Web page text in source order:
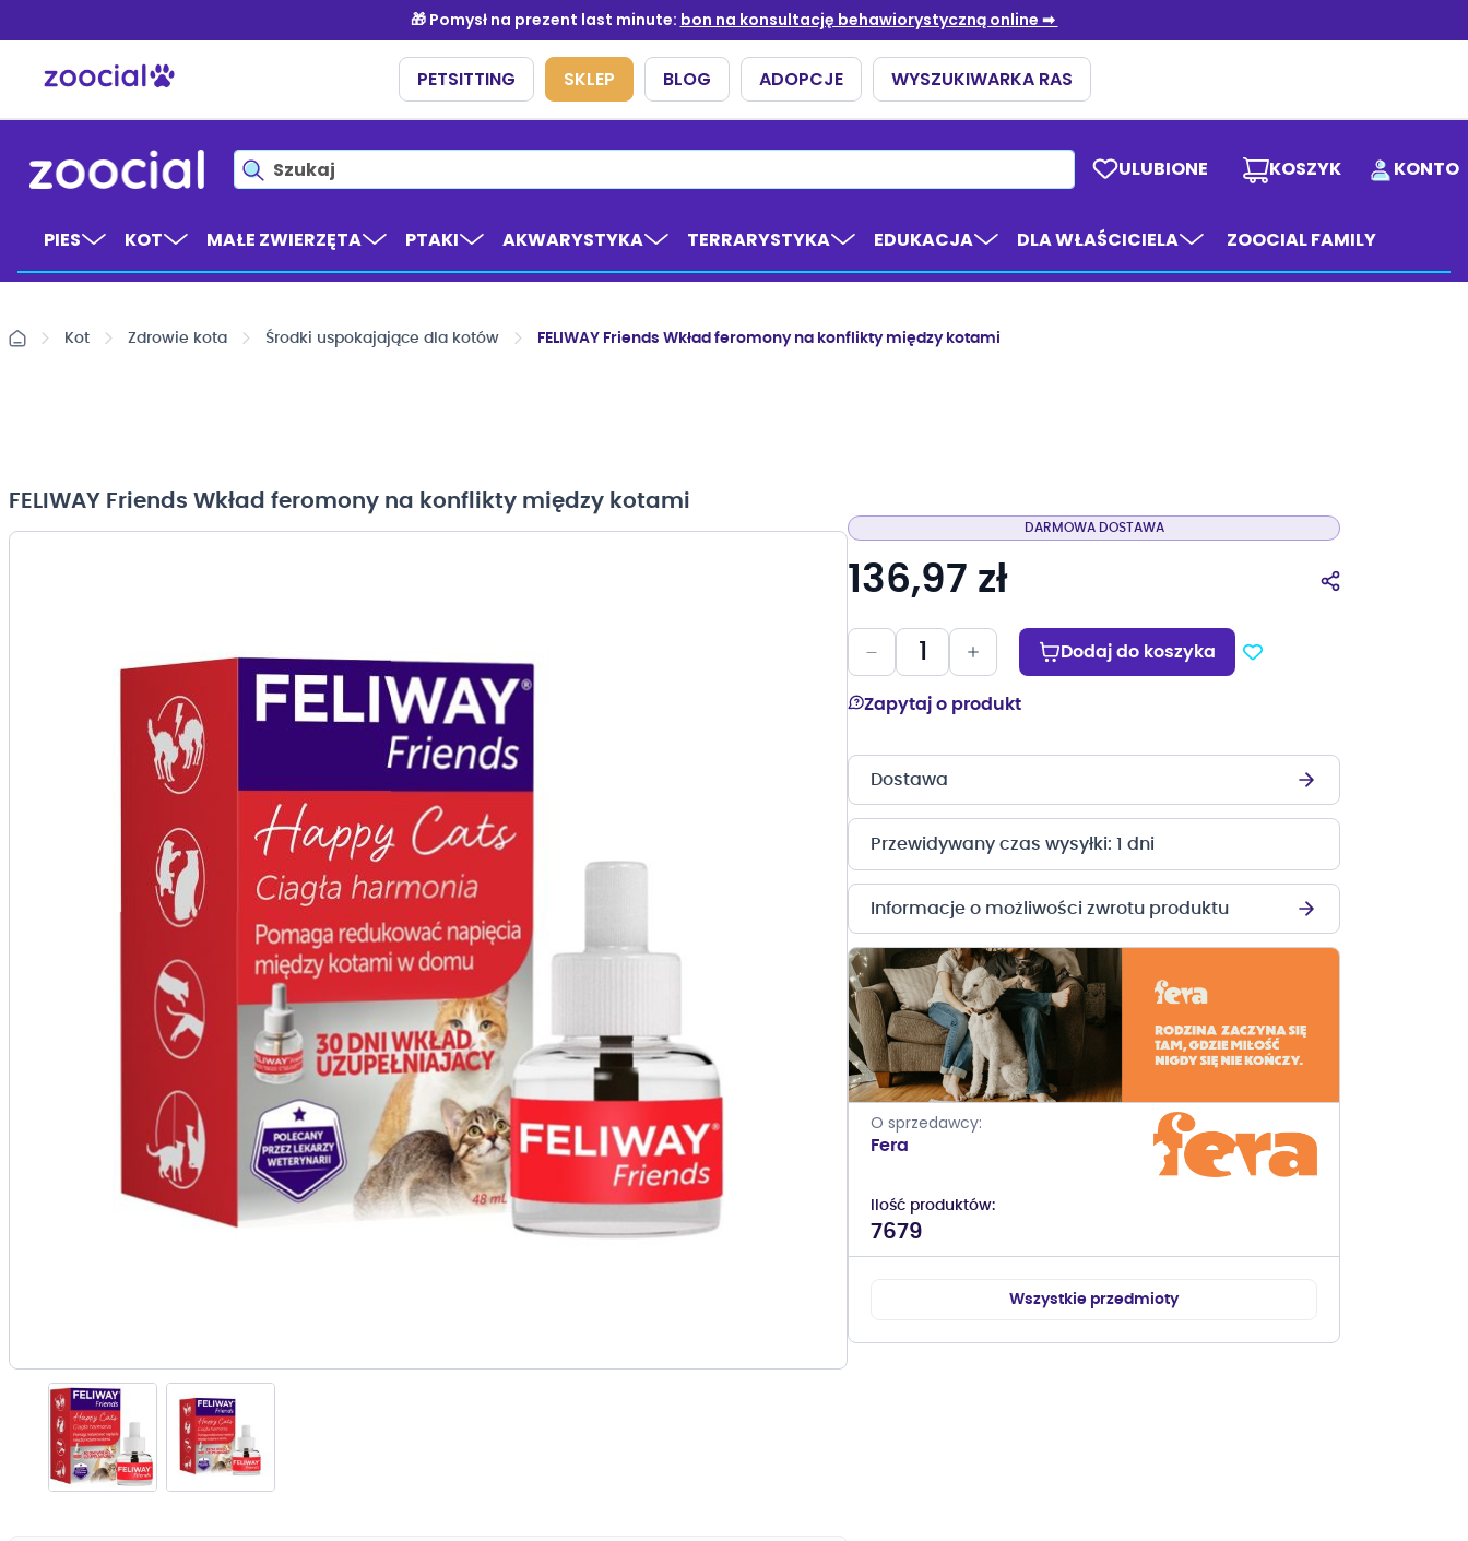
treści
KOSZYK
ULUBIONE KONTO
PIES KOT MAŁE ZWIERZĘTA PTAKI AKWARYSTYKA TERRARYSTYKA EDUKACJA DLA WŁAŚCICIELA ZOOCIAL FAMILY
Kot Zdrowie kota Środki uspokajające dla kotów FELIWAY Friends Wkład feromony na konflikty między kotami
DARMOWA DOSTAWA
136,97 zł
Dodaj do koszyka
Zapytaj o produkt
Dostawa
Przewidywany czas wysyłki: 1 dni
Informacje o możliwości zwrotu produktu
O sprzedawcy
Fera
Ilość produktów
7679
Wszystkie przedmioty
FELIWAY Friends Wkład feromony na konflikty między kotami
Przejdź